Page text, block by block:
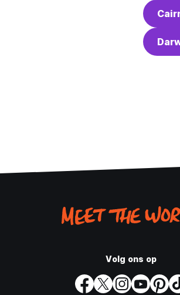
Volg ons op